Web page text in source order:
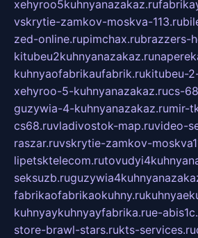
xehyroo5kuhnyanazakaz.ru
vskrytie-zamkov-moskva-113.ru
zed-online.rupimchax.rubrazzers-
kitubeu2kuhnyanazakaz.ru
kuhnyaofabrikaufabrik.rukitubeu-
xehyroo-5-kuhnyanazakaz.rucs-
guzywia-4-kuhnyanazakaz.rumir-
cs68.ruvladivostok-map.ruvideo-
raszar.ruvskrytie-zamkov-
lipetsktelecom.ru
seksuzb.ru
fabrikaofabrikaokuhny.ru
kuhnyaykuhnyayfabrika.rue-
store-brawl-stars.rukts-services.ru